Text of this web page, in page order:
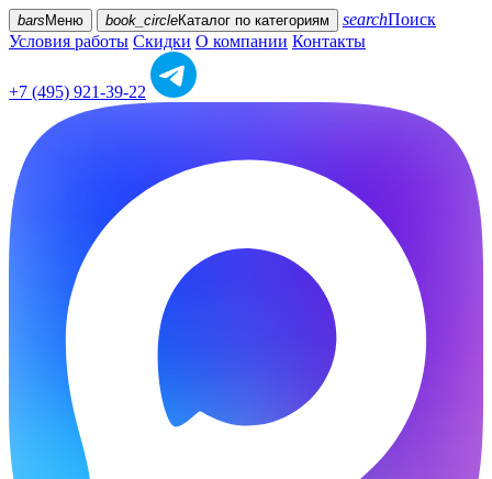
bars Меню book_circleКаталог по категориям searchПоиск
Условия работы Скидки О компании Контакты
+7 (495) 921-39-22